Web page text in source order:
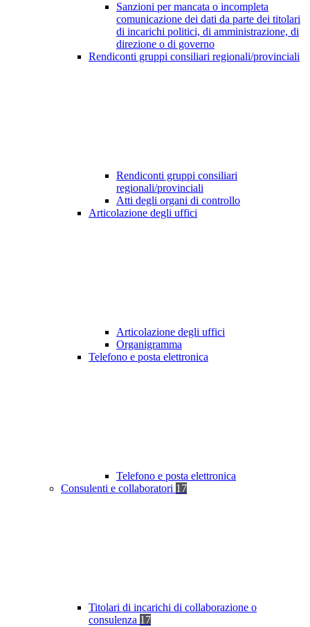
Sanzioni per mancata o incompleta
comunicazione dei dati da parte dei titolari
di incarichi politici, di amministrazione, di
direzione o di governo
Rendiconti gruppi consiliari regionali/provinciali
Rendiconti gruppi consiliari
regionali/provinciali
Atti degli organi di controllo
Articolazione degli uffici
Articolazione degli uffici
Organigramma
Telefono e posta elettronica
Telefono e posta elettronica
Consulenti e collaboratori 17
Titolari di incarichi di collaborazione o
consulenza 17